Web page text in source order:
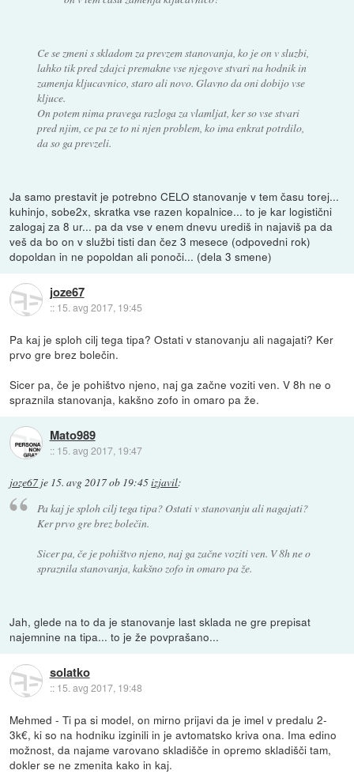
Ce se zmeni s skladom za prevzem stanovanja, ko je on v sluzbi,
lahko tik pred zdajci premakne vse njegove stvari na hodnik in
zamenja kljucavnico, staro ali novo. Glavno da oni dobijo vse
kljuce.
On potem nima pravega razloga za vlamljat, ker so vse stvari
pred njim, ce pa ze to ni njen problem, ko ima enkrat potrdilo,
da so ga prevzeli.
Ja samo prestavit je potrebno CELO stanovanje v tem času torej...
kuhinjo, sobe2x, skratka vse razen kopalnice... to je kar logistični
zalogaj za 8 ur... pa da vse v enem dnevu urediš in najaviš pa da
veš da bo on v službi tisti dan čez 3 mesece (odpovedni rok)
dopoldan in ne popoldan ali ponoči... (dela 3 smene)
joze67
:: 15. avg 2017, 19:45
Pa kaj je sploh cilj tega tipa? Ostati v stanovanju ali nagajati? Ker
prvo gre brez bolečin.
Sicer pa, če je pohištvo njeno, naj ga začne voziti ven. V 8h ne o
spraznila stanovanja, kakšno zofo in omaro pa že.
Mato989
:: 15. avg 2017, 19:47
joze67 je 15. avg 2017 ob 19:45izjavil:
Pa kaj je sploh cilj tega tipa? Ostati v stanovanju ali nagajati?
Ker prvo gre brez bolečin.
Sicer pa, če je pohištvo njeno, naj ga začne voziti ven. V 8h ne o
spraznila stanovanja, kakšno zofo in omaro pa že.
Jah, glede na to da je stanovanje last sklada ne gre prepisat
najemnine na tipa... to je že povprašano...
solatko
:: 15. avg 2017, 19:48
Mehmed - Ti pa si model, on mirno prijavi da je imel v predalu 2-
3k€, ki so na hodniku izginili in je avtomatsko kriva ona. Ima edino
možnost, da najame varovano skladišče in opremo skladišči tam,
dokler se ne zmenita kako in kaj.